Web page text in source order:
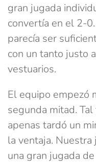
gran jugada
convertía en el 2-
parecía ser
con un tanto justo
vestuarios.
El equipo empezó
segunda mitad.
apenas tardó un
la ventaja. Nuestra
una gran jugada